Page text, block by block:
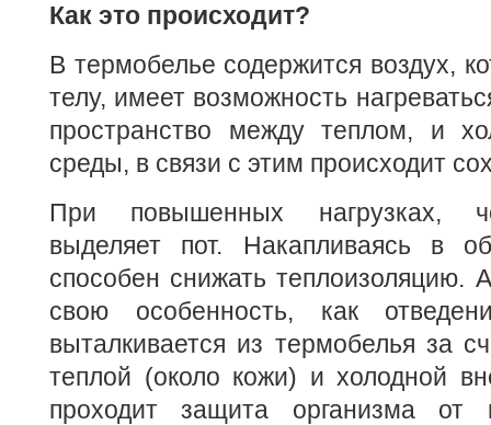
Как это происходит?
В термобелье содержится воздух,
телу, имеет возможность
пространство между теплом, и
среды, в связи с этим происходит
При повышенных нагрузках,
выделяет пот. Накапливаясь в
способен снижать теплоизоляцию.
свою особенность, как
выталкивается из термобелья за
теплой (около кожи) и холодной
проходит защита организма от